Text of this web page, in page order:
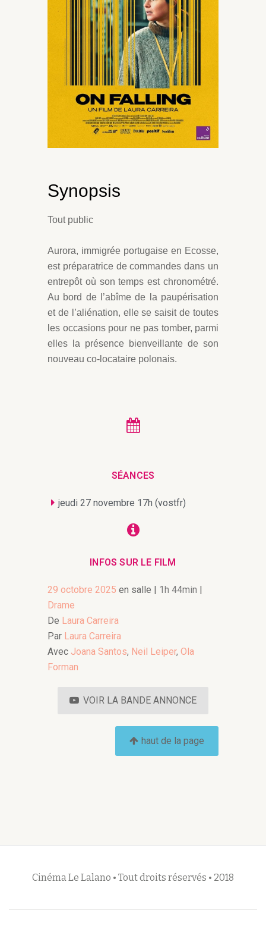
Synopsis
Tout public
Aurora, immigrée portugaise en Ecosse,
est préparatrice de commandes dans un
entrepôt où son temps est chronométré.
Au bord de l’abîme de la paupérisation
et de l’aliénation, elle se saisit de toutes
les occasions pour ne pas tomber, parmi
elles la présence bienveillante de son
nouveau co-locataire polonais.
SÉANCES
jeudi 27 novembre 17h (vostfr)
INFOS SUR LE FILM
29 octobre 2025 en salle | 1h 44min |
Drame
De Laura Carreira
Par Laura Carreira
Avec Joana Santos, Neil Leiper, Ola
Forman
VOIR LA BANDE ANNONCE
haut de la page
Cinéma Le Lalano • Tout droits réservés • 2018